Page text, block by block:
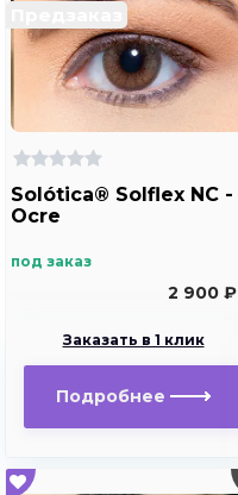
Solótica® Solflex NC -
Ocre
под заказ
2 900 ₽
Заказать в 1 клик
Подробнее